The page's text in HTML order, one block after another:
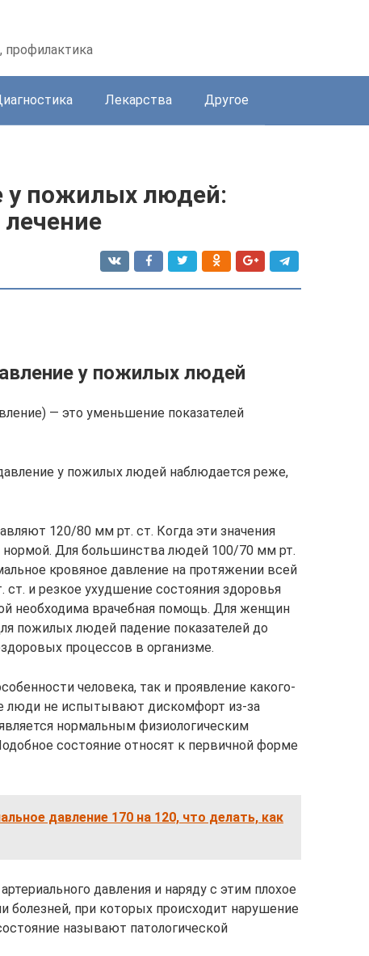
профилактика
Лекарства Другое
у пожилых людей:
у пожилых людей
— это уменьшение показателей
у пожилых людей наблюдается реже,
120/80 мм рт. ст. Когда эти значения
нормой. Для большинства людей 100/70 мм рт.
кровяное давление на протяжении всей
и резкое ухудшение состояния здоровья
необходима врачебная помощь. Для женщин
пожилых людей падение показателей до
процессов в организме.
человека, так и проявление какого-
люди не испытывают дискомфорт из-за
нормальным физиологическим
состояние относят к первичной форме
давление 170 на 120, что делать, как
давления и наряду с этим плохое
болезней, при которых происходит нарушение
называют патологической